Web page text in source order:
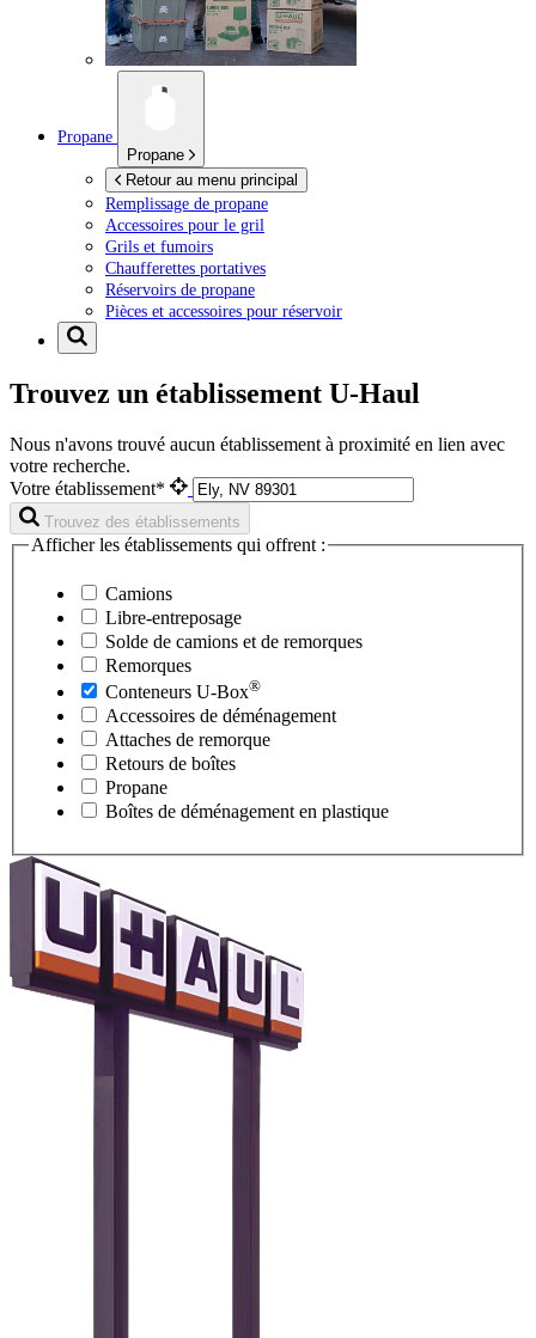
Propane
Propane
Retour au menu principal
Remplissage de propane
Accessoires pour le gril
Grils et fumoirs
Chaufferettes portatives
Réservoirs de propane
Pièces et accessoires pour réservoir
Trouvez un établissement U-Haul
Nous n'avons trouvé aucun établissement à proximité en lien avec
votre recherche.
Votre établissement*
Trouvez des établissements
Afficher les établissements qui offrent :
Camions
Libre-entreposage
Solde de camions et de remorques
Remorques
Conteneurs U-Box®
Accessoires de déménagement
Attaches de remorque
Retours de boîtes
Propane
Boîtes de déménagement en plastique